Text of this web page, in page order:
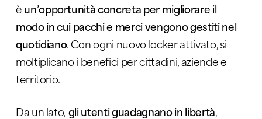
èun’opportunità concreta per migliorare il
modo in cui pacchi e merci vengono gestiti nel
quotidiano. Con ogni nuovo locker attivato, si
moltiplicano i benefici per cittadini, aziende e
territorio.
Da un lato,gli utenti guadagnano in libertà,